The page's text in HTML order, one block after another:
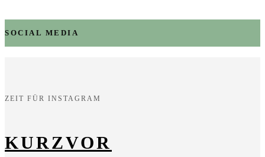
SOCIAL MEDIA
ZEIT FÜR INSTAGRAM
KURZVOR